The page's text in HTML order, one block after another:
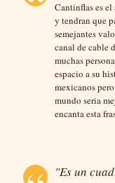
Cantinflas es el
y tendran que
semejantes
canal de cable
muchas
espacio a su
mexicanos
mundo seria
encanta esta
"Es un